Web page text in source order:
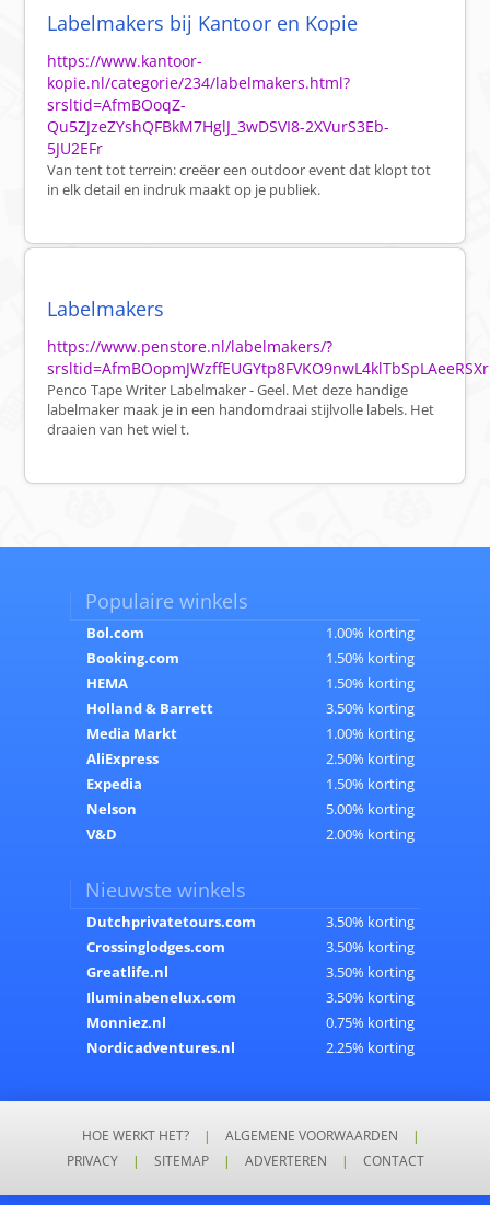
Labelmakers bij Kantoor en Kopie
https://www.kantoor-
kopie.nl/categorie/234/labelmakers.html?
srsltid=AfmBOoqZ-
Qu5ZJzeZYshQFBkM7HglJ_3wDSVI8-2XVurS3Eb-
5JU2EFr
Van tent tot terrein: creëer een outdoor event dat klopt tot
in elk detail en indruk maakt op je publiek.
Labelmakers
https://www.penstore.nl/labelmakers/?
Penco Tape Writer Labelmaker - Geel. Met deze handige
labelmaker maak je in een handomdraai stijlvolle labels. Het
draaien van het wiel t.
Populaire winkels
Bol.com
1.00% korting
Booking.com
1.50% korting
HEMA
1.50% korting
Holland & Barrett
3.50% korting
Media Markt
1.00% korting
AliExpress
2.50% korting
Expedia
1.50% korting
Nelson
5.00% korting
V&D
2.00% korting
Nieuwste winkels
Dutchprivatetours.com
3.50% korting
Crossinglodges.com
3.50% korting
Greatlife.nl
3.50% korting
Iluminabenelux.com
3.50% korting
Monniez.nl
0.75% korting
Nordicadventures.nl
2.25% korting
HOE WERKT HET? | ALGEMENE VOORWAARDEN
|
PRIVACY
| SITEMAP | ADVERTEREN | CONTACT